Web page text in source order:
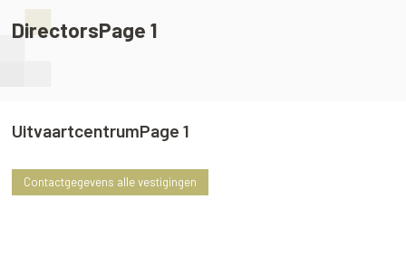
DirectorsPage 1
UitvaartcentrumPage 1
Contactgegevens alle vestigingen